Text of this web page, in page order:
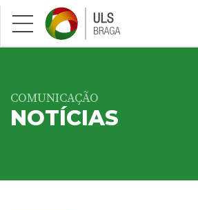
Saltar para conteúdo principal
COMUNICAÇÃO
NOTÍCIAS